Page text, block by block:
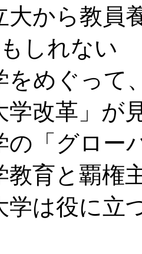
から教員
しれない
めぐって
改革」が
「グロー
育と覇権
は役に立